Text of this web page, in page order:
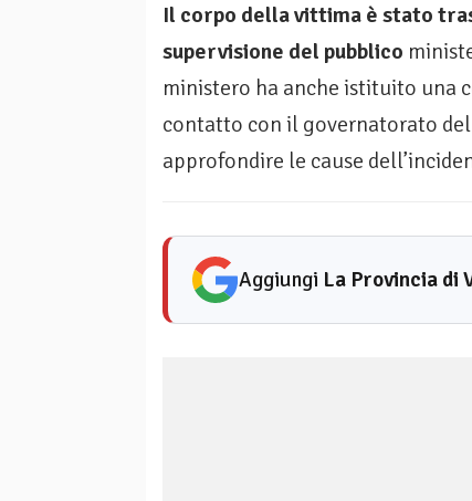
Il corpo della vittima è stato
supervisione del pubblico
ministero ha anche istituito una
contatto con il governatorato
approfondire le cause
Aggiungi La Provincia di